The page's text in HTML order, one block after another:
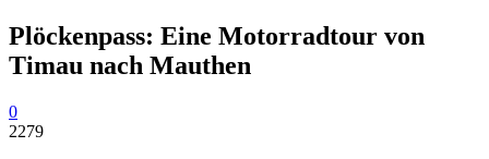
Plöckenpass: Eine Motorradtour von
Timau nach Mauthen
0
2279